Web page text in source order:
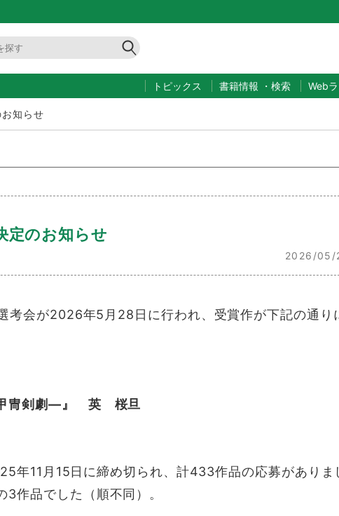
トピックス 書籍情報 ・ 検索 Web
知らせ
定のお知らせ
2026/05/
考会が2026年5月28日に行われ、受賞作が下記の通り
甲冑剣劇―』 英 桜旦
年11月15日に締め切られ、計433作品の応募がありま
作品でした（順不同）。